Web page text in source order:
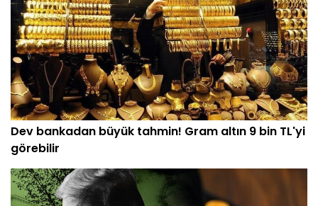
Dev bankadan büyük tahmin! Gram altın 9 bin TL'yi
görebilir